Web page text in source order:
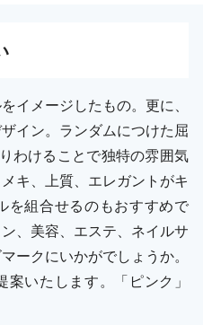
イメージしたもの。更に、
イン。ランダムにつけた屈
わけることで独特の雰囲気
キ、上質、エレガントがキ
を組合せるのもおすすめで
、美容、エステ、ネイルサ
ークにいかがでしょうか。
いたします。「ピンク」